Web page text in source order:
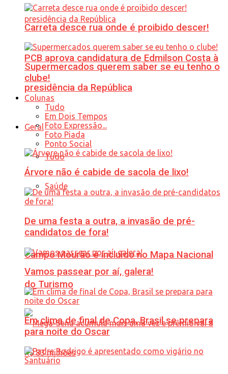
PCB aprova candidatura de Edmilson Costa à
presidência da República
Geral
Tudo
Saúde
Campo Mourão é incluído no Mapa Nacional
do Turismo
Carreta desce rua onde é proibido descer!
Supermercados querem saber se eu tenho o
clube!
Colunas
Tudo
Em Dois Tempos
Foto Expressão...
Foto Piada
Ponto Social
Árvore não é cabide de sacola de lixo!
De uma festa a outra, a invasão de pré-
candidatos de fora!
Vamos passear por aí, galera!
Em clima de final de Copa, Brasil se prepara
para noite do Oscar